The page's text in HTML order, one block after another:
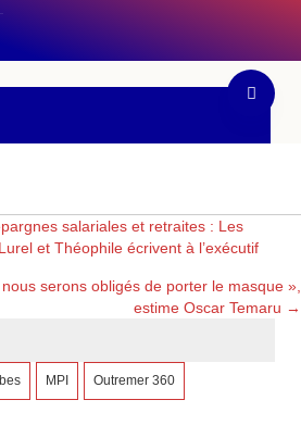
salariales et retraites : Les
et Théophile écrivent à l’exécutif
serons obligés de porter le masque »,
estime Oscar Temaru →
MPI Outremer 360